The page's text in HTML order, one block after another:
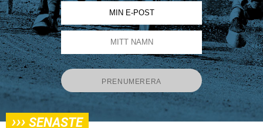
››› SENASTE